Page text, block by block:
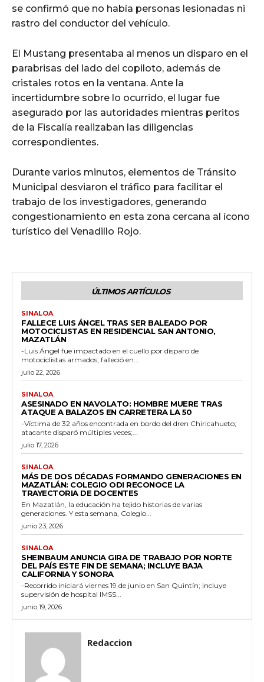
se confirmó que no había personas lesionadas ni
rastro del conductor del vehículo.
El Mustang presentaba al menos un disparo en el
parabrisas del lado del copiloto, además de
cristales rotos en la ventana. Ante la
incertidumbre sobre lo ocurrido, el lugar fue
asegurado por las autoridades mientras peritos
de la Fiscalía realizaban las diligencias
correspondientes.
Durante varios minutos, elementos de Tránsito
Municipal desviaron el tráfico para facilitar el
trabajo de los investigadores, generando
congestionamiento en esta zona cercana al ícono
turístico del Venadillo Rojo.
ÚLTIMOS ARTÍCULOS
SINALOA
FALLECE LUIS ÁNGEL TRAS SER BALEADO POR
MOTOCICLISTAS EN RESIDENCIAL SAN ANTONIO,
MAZATLÁN
-Luis Ángel fue impactado en el cuello por disparo de
motociclistas armados; falleció en...
julio 22, 2026
SINALOA
ASESINADO EN NAVOLATO: HOMBRE MUERE TRAS
ATAQUE A BALAZOS EN CARRETERA LA 50
-Víctima de 32 años encontrada en bordo del dren Chiricahueto;
atacante disparó múltiples veces;...
julio 17, 2026
SINALOA
MÁS DE DOS DÉCADAS FORMANDO GENERACIONES EN
MAZATLÁN: COLEGIO ODI RECONOCE LA
TRAYECTORIA DE DOCENTES
En Mazatlán, la educación ha tejido historias de varias
generaciones. Y esta semana, Colegio...
junio 23, 2026
SINALOA
SHEINBAUM ANUNCIA GIRA DE TRABAJO POR NORTE
DEL PAÍS ESTE FIN DE SEMANA; INCLUYE BAJA
CALIFORNIA Y SONORA
-Recorrido iniciará viernes 19 de junio en San Quintín; incluye
supervisión de hospital IMSS...
junio 19, 2026
Redaccion